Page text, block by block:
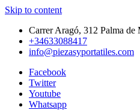
Skip to content
Carrer Aragó, 312 Palma de
+34633088417
info@piezasyportatiles.com
Facebook
Twitter
Youtube
Whatsapp